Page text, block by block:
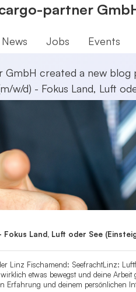
partner
News Jobs Events
GmbH created a new blog
w/d) - Fokus Land, Luft
Fokus Land, Luft oder See
Linz Fischamend: SeefrachtLinz:
etwas bewegst und deine
Erfahrung und deinem persönlichen